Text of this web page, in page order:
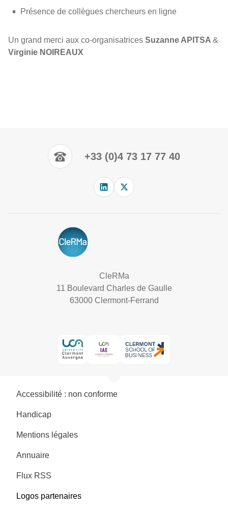
Présence de collègues chercheurs en ligne
Un grand merci aux co-organisatrices Suzanne APITSA &
Virginie NOIREAUX
+33 (0)4 73 17 77 40
CleRMa
11 Boulevard Charles de Gaulle
63000 Clermont-Ferrand
Accessibilité : non conforme
Handicap
Mentions légales
Annuaire
Flux RSS
Logos partenaires